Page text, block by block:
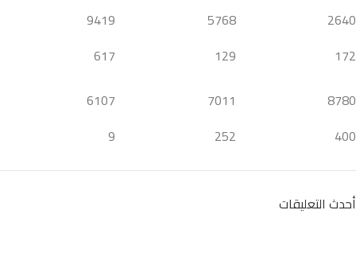
2640
172
5768
129
9419
617
8780
400
7011
252
6107
9
أحدث التعليقات